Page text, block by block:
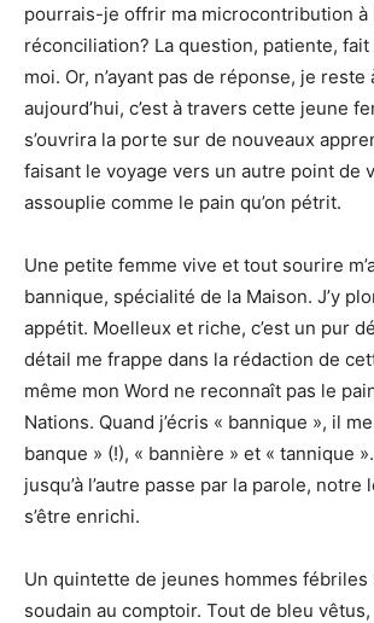
pourrais-je offrir ma microcontribution à
réconciliation? La question, patiente,
moi. Or, n’ayant pas de réponse, je reste
aujourd’hui, c’est à travers cette jeune
s’ouvrira la porte sur de nouveaux
faisant le voyage vers un autre point de
assouplie comme le pain qu’on pétrit.
Une petite femme vive et tout sourire
bannique, spécialité de la Maison. J’y
appétit. Moelleux et riche, c’est un pur
détail me frappe dans la rédaction de
même mon Word ne reconnaît pas le
Nations. Quand j’écris « bannique », il
banque » (!), « bannière » et « tannique
jusqu’à l’autre passe par la parole, notre
s’être enrichi.
Un quintette de jeunes hommes fébriles
soudain au comptoir. Tout de bleu